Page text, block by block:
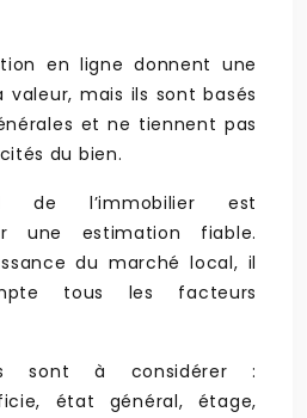
en ligne donnent une
mais ils sont basés
et ne tiennent pas
du bien.
de l’immobilier est
une estimation fiable.
du marché local, il
tous les facteurs
sont à considérer :
état général, étage,